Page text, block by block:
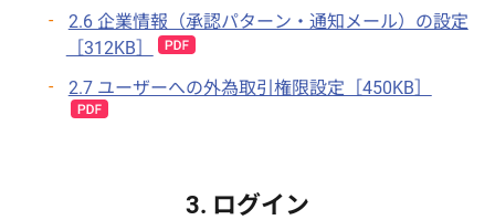
2.6 企業情報（承認パターン・通知メール）の設定
［312KB］
2.7 ユーザーへの外為取引権限設定［450KB］
3. ログイン